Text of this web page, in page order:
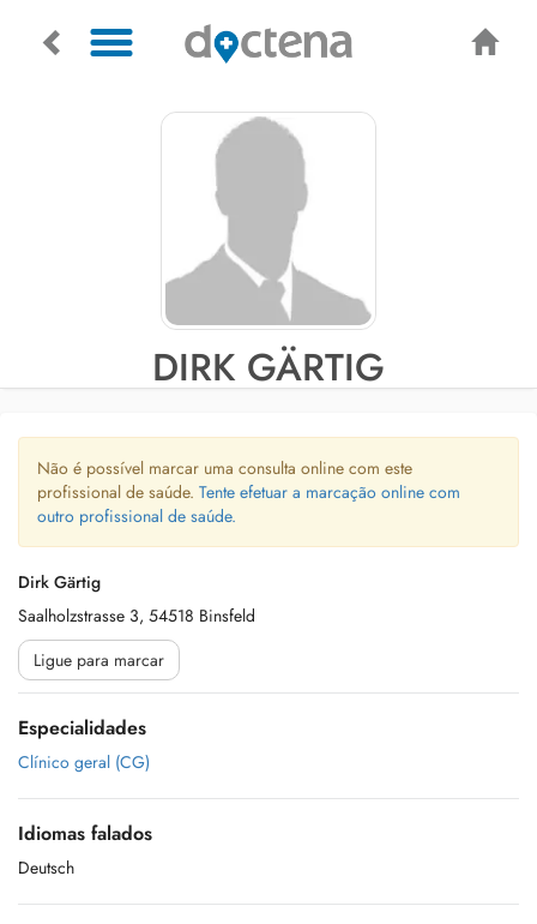
DIRK GÄRTIG
Não é possível marcar uma consulta online com este
profissional de saúde. Tente efetuar a marcação online com
outro profissional de saúde.
Dirk Gärtig
Saalholzstrasse 3, 54518 Binsfeld
Ligue para marcar
Especialidades
Clínico geral (CG)
Idiomas falados
Deutsch